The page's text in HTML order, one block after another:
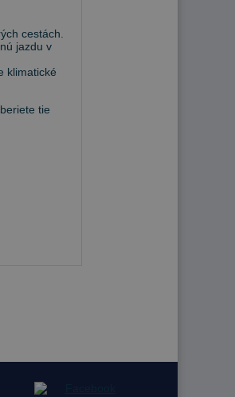
cestách.
jazdu v
klimatické
tie